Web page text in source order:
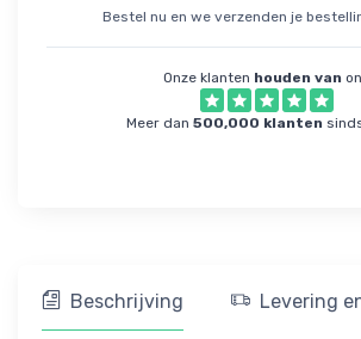
Bestel nu en we verzenden je
Onze klanten houden van
Meer dan 500,000 klanten
Beschrijving Levering